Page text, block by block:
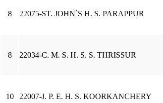
8 22075-ST. JOHN`S H. S. PARAPPUR
8 22034-C. M. S. H. S. S. THRISSUR
10 22007-J. P. E. H. S. KOORKANCHERY